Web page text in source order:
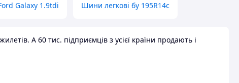
Galaxy 1.9tdi Шини легкові бу 195R14c
А 60 тис. підприємців з усієї країни продають і